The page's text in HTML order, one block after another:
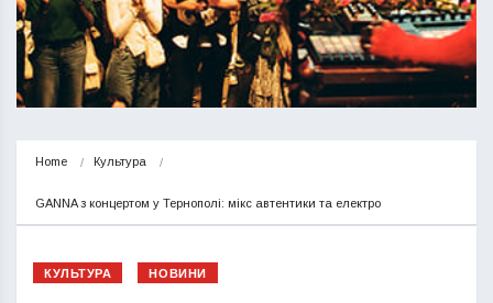
Home Культура
GANNA з концертом у Тернополі: мікс автентики та електро
КУЛЬТУРА НОВИНИ